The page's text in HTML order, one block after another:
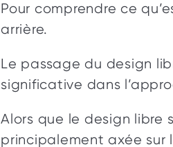
Pour comprendre ce
arrière.
Le passage du design
significative dans
Alors que le design
principalement axée sur